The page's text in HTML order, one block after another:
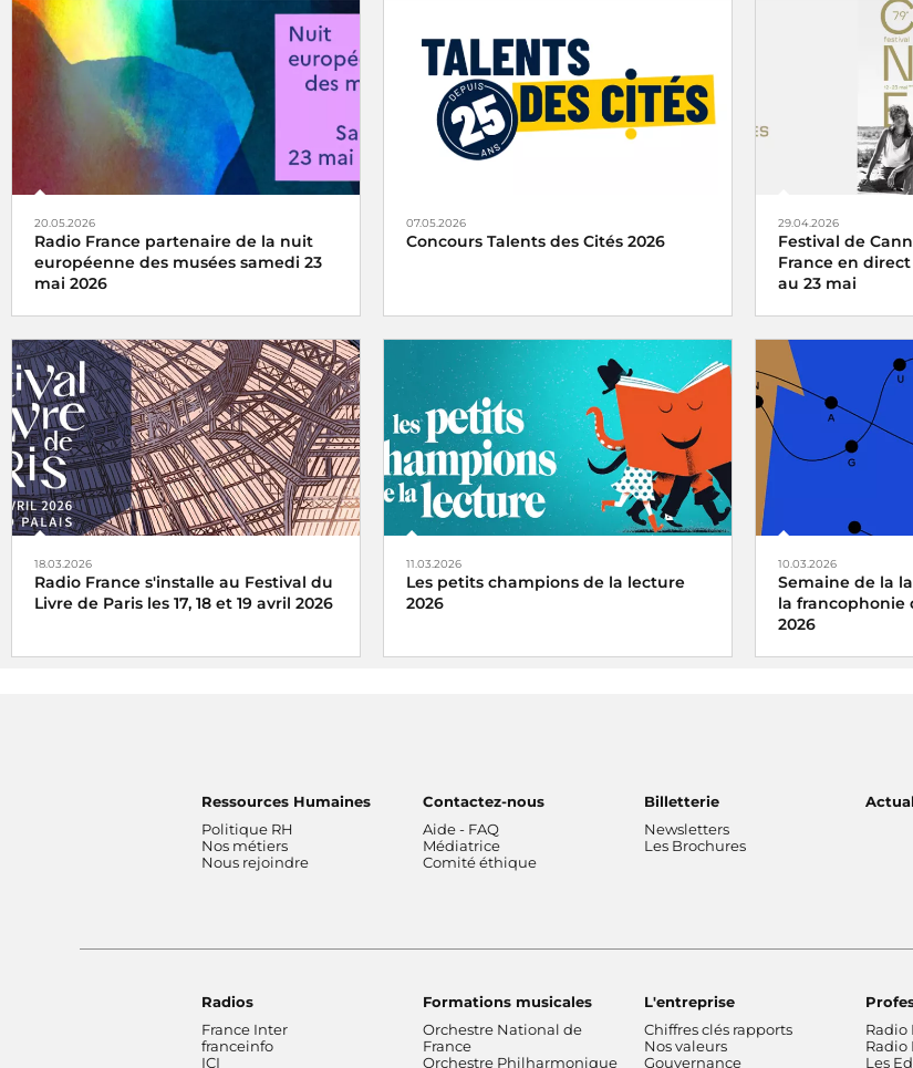
20.05.2026
Radio France partenaire de la nuit
européenne des musées samedi 23
mai 2026
Rendez-vous culturel incontournable
depuis 2005, la Nuit européenne des
musées invite chaque année le public à
découvrir les musées autrement, à travers
une programmation originale mêlant
visites, parcours, performances et
expériences inédites.
07.05.2026
Concours Talents des Cités 2026
Radio France partenaire du concours
Talents des Cités 2026
29.04.2026
Festival de
France en
au 23 mai
Radio France,
Festival de Cannes
18.03.2026
Radio France s'installe au Festival du
Livre de Paris les 17, 18 et 19 avril 2026
11.03.2026
Les petits champions de la lecture
2026
10.03.2026
Semaine de la
la francophonie
2026
plaisir des mots.
Ressources Humaines
Politique RH
Nos métiers
Nous rejoindre
Contactez-nous
Aide - FAQ
Médiatrice
Comité éthique
Billetterie
Newsletters
Les Brochures
Radios
France Inter
franceinfo
ICI
Formations musicales
Orchestre National de
France
Orchestre Philharmonique
L'entreprise
Chiffres clés rapports
Nos valeurs
Gouvernance
Radio
Radio
Les